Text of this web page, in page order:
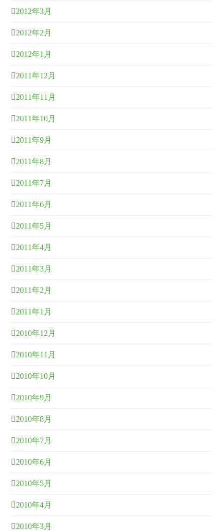
2012年3月
2012年2月
2012年1月
2011年12月
2011年11月
2011年10月
2011年9月
2011年8月
2011年7月
2011年6月
2011年5月
2011年4月
2011年3月
2011年2月
2011年1月
2010年12月
2010年11月
2010年10月
2010年9月
2010年8月
2010年7月
2010年6月
2010年5月
2010年4月
2010年3月